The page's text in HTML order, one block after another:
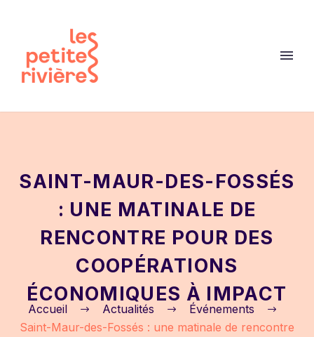
SAINT-MAUR-DES-FOSSÉS
: UNE MATINALE DE
RENCONTRE POUR DES
COOPÉRATIONS
ÉCONOMIQUES À IMPACT
Accueil Actualités
Événements
Saint-Maur-des-Fossés : une matinale de rencontre